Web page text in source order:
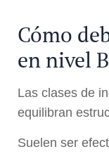
Cómo
en nivel
Las clases de
equilibran
Suelen ser